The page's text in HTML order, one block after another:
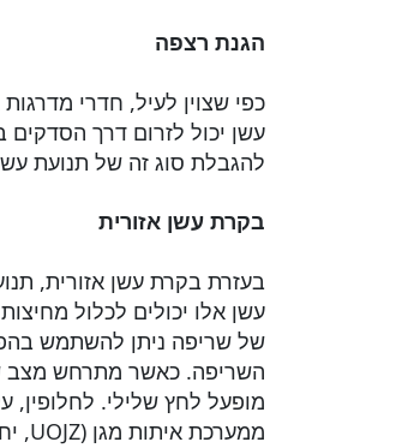
הגנת רצפה
כפי שצוין לעיל, חדרי
עשן יכול לזרום דרך
להגבלת סוג זה של תנועת
בקרת עשן אזורית
בעזרת בקרת עשן אזורית,
עשן אלו יכולים לכלול
של שריפה ניתן להשתמש
השריפה. כאשר מתרחש מצב
מופעל לחץ שלילי. לחלופין,
ממערכת איתות מגן (UOJZ, יחידת בקרת גילוי אש ברשימה UL 864 – , לוח אזעקה) משמשים להפעלת רצף בקרת העשן הייעודי.